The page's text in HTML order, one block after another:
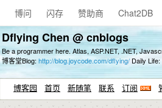
博问 闪存 赞助商 Chat2DB
Dflying Chen @ cnblogs
Be a programmer here. Atlas, ASP.NET, .NET,
博客堂Blog: http://blog.joycode.com/dflying/ Daily Life:
博客园 首页 新随笔 联系 订阅